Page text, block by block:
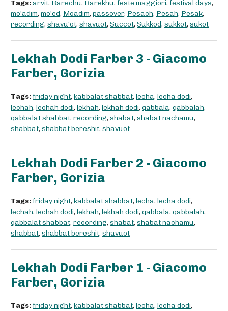
Tags:arvit, Barechu, Barekhu, feste maggiori, festival days,
mo'adim, mo'ed, Moadim, passover, Pesach, Pesah, Pesak,
recording, shavu'ot, shavuot, Succot, Sukkod, sukkot, sukot
Lekhah Dodi Farber 3 - Giacomo
Farber, Gorizia
Tags: friday night, kabbalat shabbat, lecha, lecha dodi,
lechah, lechah dodi, lekhah, lekhah dodi, qabbala, qabbalah,
qabbalat shabbat, recording, shabat, shabat nachamu,
shabbat, shabbat bereshit, shavuot
Lekhah Dodi Farber 2 - Giacomo
Farber, Gorizia
Tags: friday night, kabbalat shabbat, lecha, lecha dodi,
lechah, lechah dodi, lekhah, lekhah dodi, qabbala, qabbalah,
qabbalat shabbat, recording, shabat, shabat nachamu,
shabbat, shabbat bereshit, shavuot
Lekhah Dodi Farber 1 - Giacomo
Farber, Gorizia
Tags: friday night, kabbalat shabbat, lecha, lecha dodi,